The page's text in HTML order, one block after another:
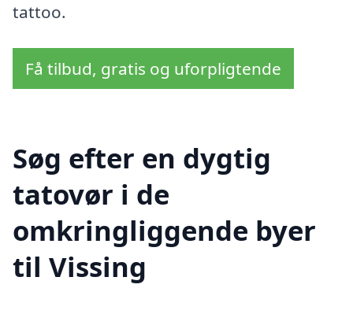
tattoo.
Få tilbud, gratis og uforpligtende
Søg efter en dygtig
tatovør i de
omkringliggende byer
til Vissing